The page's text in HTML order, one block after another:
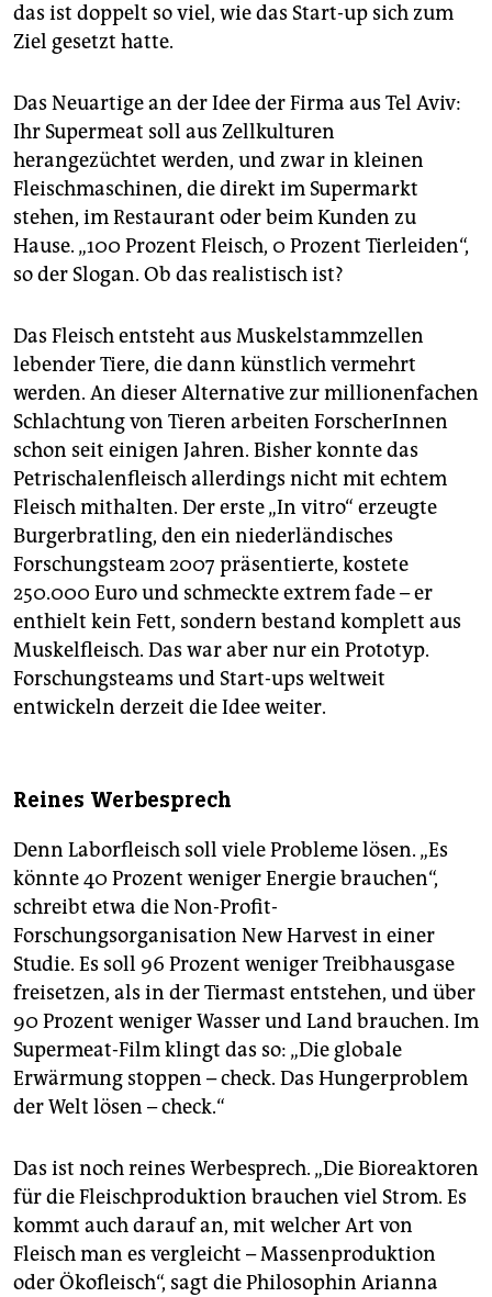
das ist doppelt so viel, wie das Start-up sich zum
Ziel gesetzt hatte.
Das Neuartige an der Idee der Firma aus Tel Aviv:
Ihr Supermeat soll aus Zellkulturen
herangezüchtet werden, und zwar in kleinen
Fleischmaschinen, die direkt im Supermarkt
stehen, im Restaurant oder beim Kunden zu
Hause. „100 Prozent Fleisch, 0 Prozent Tierleiden“,
so der Slogan. Ob das realistisch ist?
Das Fleisch entsteht aus Muskelstammzellen
lebender Tiere, die dann künstlich vermehrt
werden. An dieser Alternative zur millionenfachen
Schlachtung von Tieren arbeiten ForscherInnen
schon seit einigen Jahren. Bisher konnte das
Petrischalenfleisch allerdings nicht mit echtem
Fleisch mithalten. Der erste „In vitro“ erzeugte
Burgerbratling, den ein niederländisches
Forschungsteam 2007 präsentierte, kostete
250.000 Euro und schmeckte extrem fade – er
enthielt kein Fett, sondern bestand komplett aus
Muskelfleisch. Das war aber nur ein Prototyp.
Forschungsteams und Start-ups weltweit
entwickeln derzeit die Idee weiter.
Reines Werbesprech
Denn Laborfleisch soll viele Probleme lösen. „Es
könnte 40 Prozent weniger Energie brauchen“,
schreibt etwa die Non-Profit-
Forschungsorganisation New Harvest in einer
Studie. Es soll 96 Prozent weniger Treibhausgase
freisetzen, als in der Tiermast entstehen, und über
90 Prozent weniger Wasser und Land brauchen. Im
Supermeat-Film klingt das so: „Die globale
Erwärmung stoppen – check. Das Hungerproblem
der Welt lösen – check.“
Das ist noch reines Werbesprech. „Die Bioreaktoren
für die Fleischproduktion brauchen viel Strom. Es
kommt auch darauf an, mit welcher Art von
Fleisch man es vergleicht – Massenproduktion
oder Ökofleisch“, sagt die Philosophin Arianna